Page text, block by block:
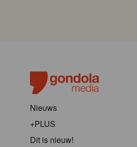
Nieuws
+PLUS
Dit is nieuw!